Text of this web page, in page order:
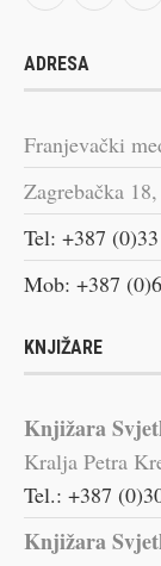
ADRESA
Franjevački
Zagrebačka
Tel: +387
Mob: +387
KNJIŽARE
Knjižara
Kralja Petra
Tel.: +387
Knjižara